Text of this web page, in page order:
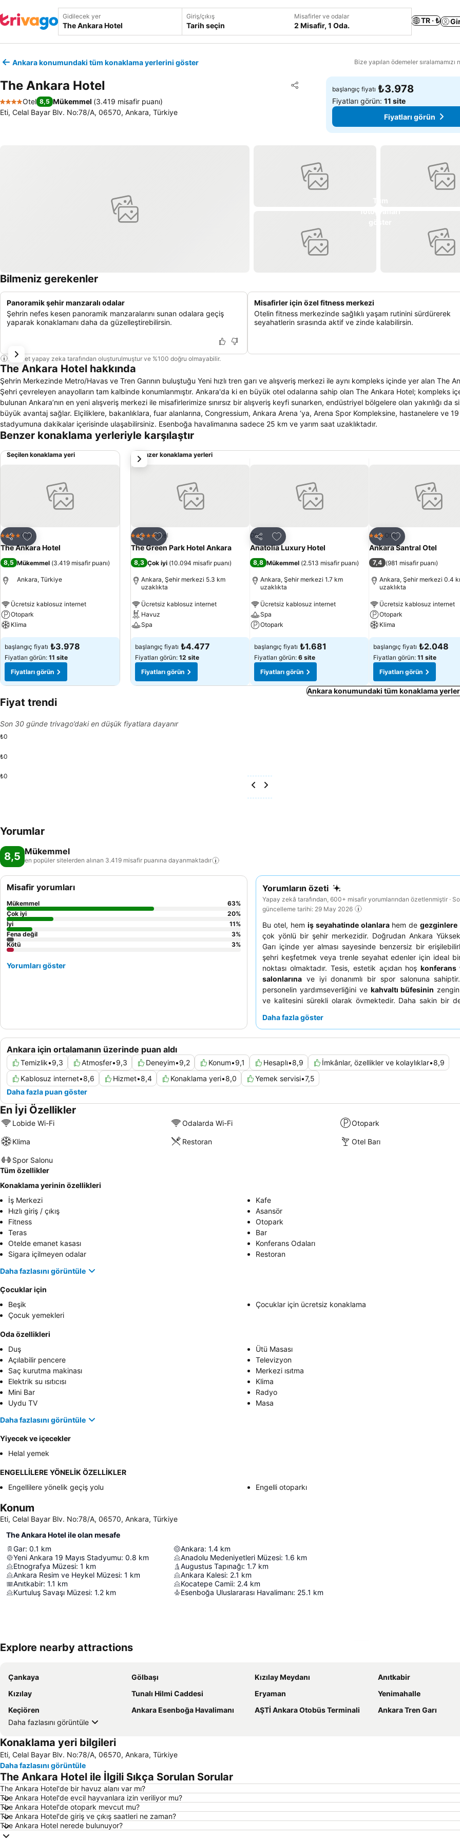
Gidilecek yer Giriş/çıkış
Tarih seçin
Misafirler ve odalar
2 Misafir, 1 Oda.
TR · ₺
Ankara konumundaki tüm konaklama yerlerini göster Bize yapılan ödemeler sıralamamızı
The Ankara Hotel Paylaş
Favorilerime ekle
4 Yıldız
Otel 8,5 Mükemmel (3.419 misafir puanı)
Eti, Celal Bayar Blv. No:78/A, 06570, Ankara, Türkiye
başlangıç fiyatı ₺3.978
Fiyatları görün:11 site
Fiyatları görün
Bilmeniz gerekenler
Panoramik şehir manzaralı odalar
Şehrin nefes kesen panoramik manzaralarını sunan odalara geçiş
yaparak konaklamanı daha da güzelleştirebilirsin.
Misafirler için özel fitness merkezi
Otelin fitness merkezinde sağlıklı yaşam rutinini sürdürerek
seyahatlerin sırasında aktif ve zinde kalabilirsin.
Bu özet yapay zeka tarafından oluşturulmuştur ve %100 doğru olmayabilir.
The Ankara Hotel hakkında
Şehrin Merkezinde Metro/Havas ve Tren Garının buluştuğu Yeni hızlı tren garı ve alışveriş merkezi ile aynı kompleks içinde yer alan The
Şehri çevreleyen anayolların tam kalbinde konumlanmıştır. Ankara'da ki en büyük otel odalarına sahip olan The Ankara Hotel; kompleks
bulunan Ankara’nın en yeni alışveriş merkezi ile misafirlerimize sınırsız bir alışveriş keyfi sunarken, endüstriyel bölgelere olan yakınlığı da
büyük avantaj sağlar. Elçiliklere, bakanlıklara, fuar alanlarına, Congressium, Ankara Arena ‘ya, Arena Spor Kompleksine, hastanelere ve 19
stadyumuna dakikalar içerisinde ulaşabilirsiniz. Esenboğa havalimanına sadece 25 km ve yarım saat uzaklıktadır.
Benzer konaklama yerleriyle karşılaştır
Seçilen konaklama yeri
Paylaş
Favorilerime ekle
4 Yıldız Otel
The Ankara Hotel
8,5 Mükemmel (3.419 misafir puanı)
Ankara, Türkiye
Ücretsiz kablosuz internet
Otopark
Klima
başlangıç fiyatı ₺3.978
Fiyatları görün: 11 site
Fiyatları görün
Benzer konaklama yerleri
Paylaş
Favorilerime ekle
5 Yıldız Otel
The Green Park Hotel Ankara
8,3 Çok iyi (10.094 misafir puanı)
Ankara, Şehir merkezi 5.3 km
uzaklıkta
Ücretsiz kablosuz internet
Havuz
Spa
başlangıç fiyatı ₺4.477
Fiyatları görün: 12 site
Fiyatları görün
Paylaş
Favorilerime ekle
Otel
Anatolia Luxury Hotel
8,8 Mükemmel (2.513 misafir puanı)
Ankara, Şehir merkezi 1.7 km
uzaklıkta
Ücretsiz kablosuz internet
Spa
Otopark
başlangıç fiyatı ₺1.681
Fiyatları görün: 6 site
Fiyatları görün
Paylaş
Favorilerime ekle
3 YıldızOtel
Ankara Santral Otel
7,4 (981 misafir puanı)
Ankara, Şehir merkezi 0.4
uzaklıkta
Ücretsiz kablosuz internet
Otopark
Klima
başlangıç fiyatı ₺2.048
Fiyatları görün: 11 site
Fiyatları görün
sonraki
Ankara konumundaki tüm konaklama
Fiyat trendi
Son 30 günde trivago’daki en düşük fiyatlara dayanır
₺0
₺0
₺0
Yorumlar
8,5 Mükemmel
en popüler sitelerden alınan 3.419 misafir puanına dayanmaktadır
Yorumların özeti
Yapay zekâ tarafından, 600+ misafir yorumlarından özetlenmiştir ·
güncelleme tarihi: 29 May 2026
Bu otel, hem iş seyahatinde olanlarahem degezginlere
çok yönlü bir şehir merkezidir. Doğrudan Ankara Yüksek
Garı içinde yer alması sayesinde benzersiz bir
şehri keşfetmek veya trenle seyahat edenler için ideal
noktası olmaktadır. Tesis, estetik açıdan hoşkonferans
salonlarına ve iyi donanımlı bir spor salonuna
personelin yardımseverliğini ve kahvaltı büfesinin
ve kalitesini sürekli olarak övmektedir. Daha sakin bir
etmeleri önerilir.
Daha fazla göster
Ankara için ortalamanın üzerinde puan aldı
Temizlik•9,3 Atmosfer•9,3 Deneyim•9,2 Konum•9,1 Hesaplı•8,9 İmkânlar, özellikler ve kolaylıklar•8,9
Kablosuz internet•8,6 Hizmet•8,4 Konaklama yeri•8,0 Yemek servisi•7,5
Daha fazla puan göster
Misafir yorumları
Mükemmel 63%
Çok iyi
20%
İyi
11%
Fena değil
3%
Kötü
3%
Yorumları göster
En İyi Özellikler
Lobide Wi-Fi Odalarda Wi-Fi Otopark
Klima Restoran Otel Barı
Spor Salonu
Tüm özellikler
Konaklama yerinin özellikleri
İş Merkezi
Kafe
Hızlı giriş / çıkış
Asansör
Fitness
Otopark
Teras
Bar
Otelde emanet kasası
Konferans Odaları
Sigara içilmeyen odalar
Restoran
Daha fazlasını görüntüle
Çocuklar için
Beşik
Çocuklar için ücretsiz konaklama
Çocuk yemekleri
Oda özellikleri
Duş
Ütü Masası
Açılabilir pencere
Televizyon
Saç kurutma makinası
Merkezi ısıtma
Elektrik su ısıtıcısı
Klima
Mini Bar
Radyo
Uydu TV
Masa
Daha fazlasını görüntüle
Yiyecek ve içecekler
Helal yemek
ENGELLİLERE YÖNELİK ÖZELLİKLER
Engellilere yönelik geçiş yolu
Engelli otoparkı
Konum
Eti, Celal Bayar Blv. No:78/A, 06570, Ankara, Türkiye
The Ankara Hotel ile olan mesafe
Gar: 0.1 km
Yeni Ankara 19 Mayıs Stadyumu: 0.8 km
Etnografya Müzesi: 1 km
Ankara Resim ve Heykel Müzesi: 1 km
Anıtkabir: 1.1 km
Kurtuluş Savaşı Müzesi: 1.2 km
Ankara: 1.4 km
Anadolu Medeniyetleri Müzesi: 1.6 km
Augustus Tapınağı: 1.7 km
Ankara Kalesi: 2.1 km
Kocatepe Camii: 2.4 km
Esenboğa Uluslararası Havalimanı: 25.1 km
Explore nearby attractions
Çankaya Gölbaşı Kızılay Meydanı
Anıtkabir
Kızılay
Tunalı Hilmi Caddesi Eryaman
Yenimahalle
Keçiören
Ankara Esenboğa Havalimanı AŞTİ Ankara Otobüs Terminali
Ankara Tren Garı
Daha fazlasını görüntüle
Konaklama yeri bilgileri
Eti, Celal Bayar Blv. No:78/A, 06570, Ankara, Türkiye
Daha fazlasını görüntüle
The Ankara Hotel ile İlgili Sıkça Sorulan Sorular
The Ankara Hotel'de bir havuz alanı var mı?
The Ankara Hotel'de evcil hayvanlara izin veriliyor mu?
The Ankara Hotel'de otopark mevcut mu?
The Ankara Hotel'de giriş ve çıkış saatleri ne zaman?
The Ankara Hotel nerede bulunuyor?